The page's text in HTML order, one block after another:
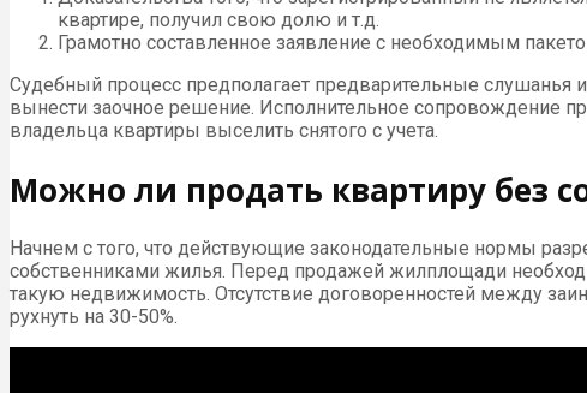
квартире, получил свою долю и т.д.
Грамотно составленное заявление с необходимым
Судебный процесс предполагает предварительные слушанья
вынести заочное решение. Исполнительное сопровождение
владельца квартиры выселить снятого с учета.
Можно ли продать квартиру без
Начнем с того, что действующие законодательные нормы
собственниками жилья. Перед продажей жилплощади
такую недвижимость. Отсутствие договоренностей между
рухнуть на 30-50%.